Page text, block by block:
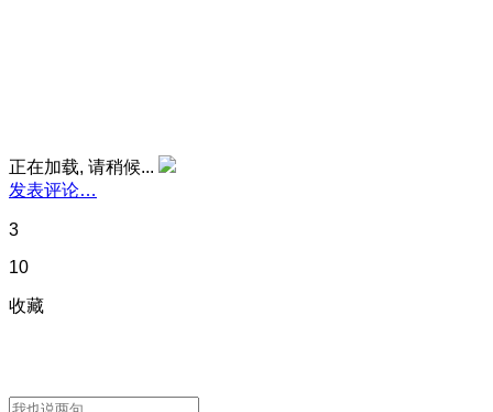
正在加载, 请稍候...
发表评论…
3
10
收藏